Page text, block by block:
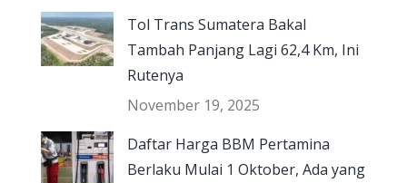
Tol Trans Sumatera Bakal
Tambah Panjang Lagi 62,4 Km, Ini
Rutenya
November 19, 2025
Daftar Harga BBM Pertamina
Berlaku Mulai 1 Oktober, Ada yang